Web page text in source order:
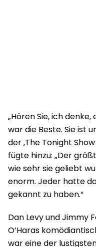
„Hören Sie, ich
war die Beste. Sie ist
der ‚The Tonight
fügte hinzu: „Der
wie sehr sie geliebt
enorm. Jeder hatte
gekannt zu haben.“
Dan Levy und Jimmy
O’Haras
war eine der